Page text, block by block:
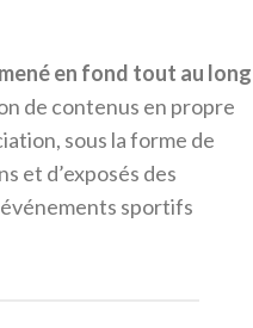
en fond tout au long
de contenus en propre
sous la forme de
et d’exposés des
sportifs